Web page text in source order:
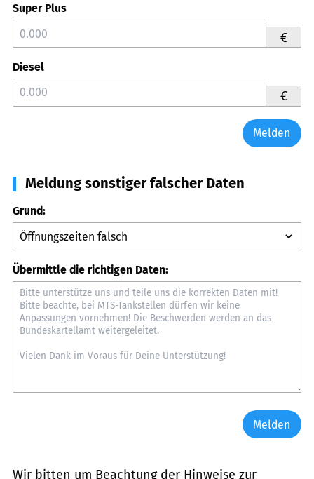
Super Plus
€
Diesel
€
Melden
Meldung sonstiger falscher Daten
Grund:
Übermittle die richtigen Daten:
Melden
Wir bitten um Beachtung der Hinweise zur